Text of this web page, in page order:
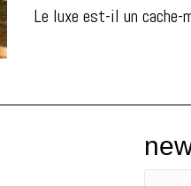
Le luxe est-il un cache-